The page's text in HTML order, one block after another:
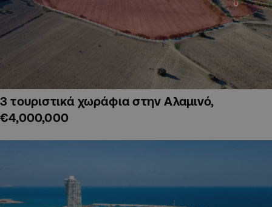
3 τουριστικά χωράφια στην Αλαμινό,
€4,000,000